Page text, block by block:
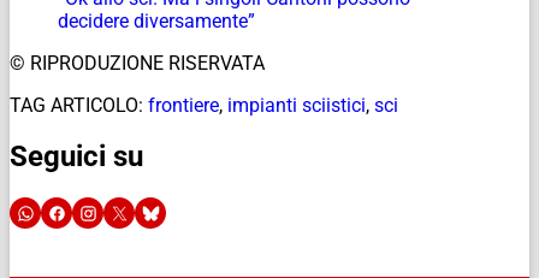
decidere diversamente”
© RIPRODUZIONE RISERVATA
TAG ARTICOLO: frontiere, impianti sciistici, sci
Seguici su